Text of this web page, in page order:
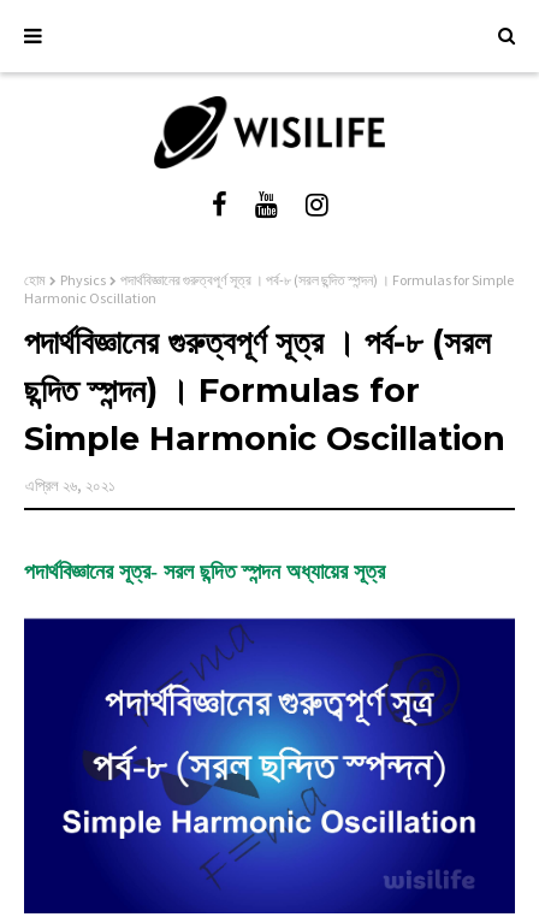
হোম Physics
পদার্থবিজ্ঞানের গুরুত্বপূর্ণ সূত্র । পর্ব-৮ (সরল ছন্দিত স্পন্দন) । Formulas for Simple
Harmonic Oscillation
পদার্থবিজ্ঞানের গুরুত্বপূর্ণ সূত্র । পর্ব-৮ (সরল
ছন্দিত স্পন্দন) । Formulas for
Simple Harmonic Oscillation
এপ্রিল ২৬, ২০২১
পদার্থবিজ্ঞানের সূত্র- সরল ছন্দিত স্পন্দন অধ্যায়ের সূত্র